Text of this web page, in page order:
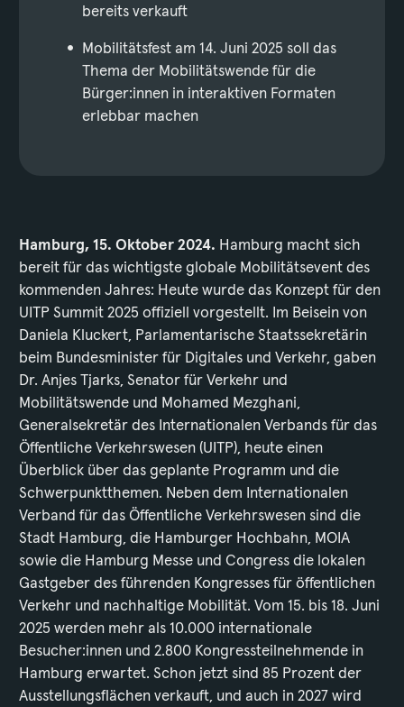
bereits verkauft
Mobilitätsfest am 14. Juni 2025 soll das
Thema der Mobilitätswende für die
Bürger:innen in interaktiven Formaten
erlebbar machen
Hamburg, 15. Oktober 2024. Hamburg macht sich
bereit für das wichtigste globale Mobilitätsevent des
kommenden Jahres: Heute wurde das Konzept für den
UITP Summit 2025 offiziell vorgestellt. Im Beisein von
Daniela Kluckert, Parlamentarische Staatssekretärin
beim Bundesminister für Digitales und Verkehr, gaben
Dr. Anjes Tjarks, Senator für Verkehr und
Mobilitätswende und Mohamed Mezghani,
Generalsekretär des Internationalen Verbands für das
Öffentliche Verkehrswesen (UITP), heute einen
Überblick über das geplante Programm und die
Schwerpunktthemen. Neben dem Internationalen
Verband für das Öffentliche Verkehrswesen sind die
Stadt Hamburg, die Hamburger Hochbahn, MOIA
sowie die Hamburg Messe und Congress die lokalen
Gastgeber des führenden Kongresses für öffentlichen
Verkehr und nachhaltige Mobilität. Vom 15. bis 18. Juni
2025 werden mehr als 10.000 internationale
Besucher:innen und 2.800 Kongressteilnehmende in
Hamburg erwartet. Schon jetzt sind 85 Prozent der
Ausstellungsflächen verkauft, und auch in 2027 wird